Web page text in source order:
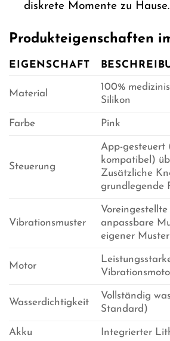
diskrete Momente zu Hause.
Produkteigenschaften
EIGENSCHAFT
Material
100%
Silikon
Farbe Pink
Steuerung
App-gesteuert
kompatibel)
Zusätzliche
grundlegende
Vibrationsmuster
anpassbare
eigener
Motor
Wasserdichtigkeit
Vollständig
Standard)
Akku Integrierter